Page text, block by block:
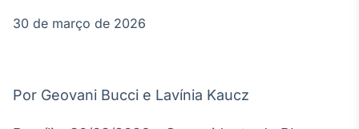
Energia
30 de março de 2026
Por Geovani Bucci e Lavínia Kaucz